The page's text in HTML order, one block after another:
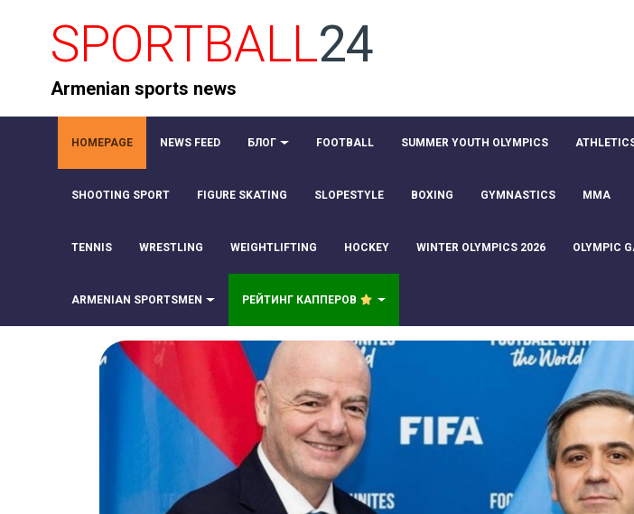
SPORTBALL24
Armenian sports news
HOMEPAGE NEWS FEED БЛОГ FOOTBALL SUMMER YOUTH OLYMPICS
SHOOTING SPORT FIGURE SKATING SLOPESTYLE BOXING GYMNASTICS MMA
TENNIS WRESTLING WEIGHTLIFTING HOCKEY WINTER OLYMPICS 2026 OLYMPIC
ARMENIAN SPORTSMEN РЕЙТИНГ КАППЕРОВ